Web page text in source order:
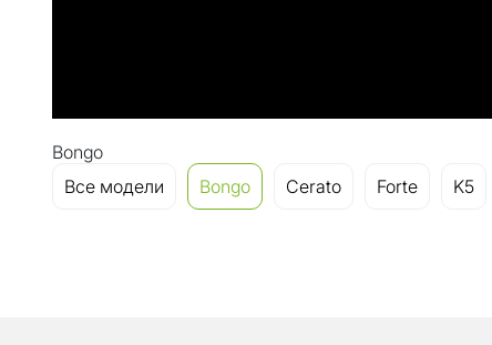
Bongo
Все модели
Bongo Cerato Forte K5